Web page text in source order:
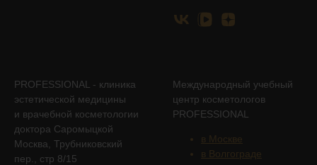
PROFESSIONAL - клиника
эстетической медицины
и врачебной косметологии
доктора Саромыцкой
Москва, Трубниковский
пер., стр 8/15
Международный учебный
центр косметологов
PROFESSIONAL
в Москве
в Волгограде